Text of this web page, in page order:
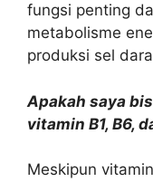
fungsi penting
metabolisme
produksi sel
Apakah saya
vitamin B1, B6,
Meskipun